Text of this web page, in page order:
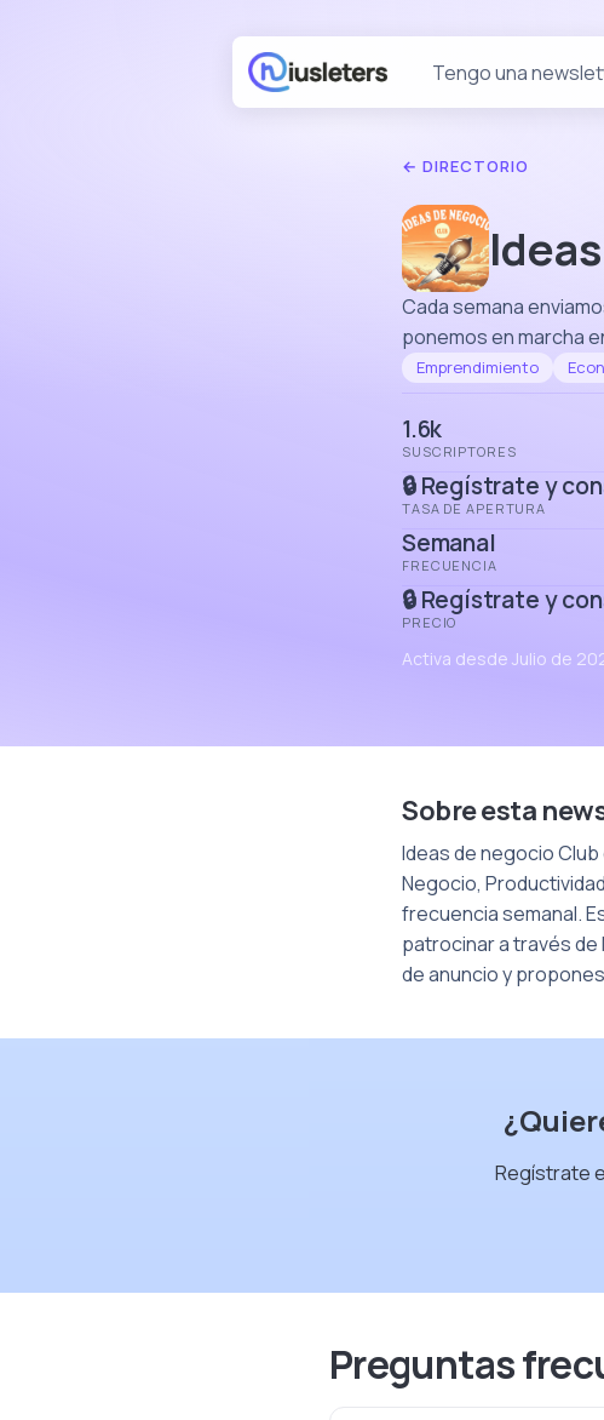
Tengo una
← DIRECTORIO
Cada semana
ponemos en marcha
Emprendimiento
1.6k
SUSCRIPTORES
🔒 Regístrate y
TASA DE APERTURA
Semanal
FRECUENCIA
🔒 Regístrate y
PRECIO
Activa desde Julio de
Sobre esta
Ideas de negocio
Negocio,
frecuencia semanal.
patrocinar a través
de anuncio y
Regístrate
Preguntas